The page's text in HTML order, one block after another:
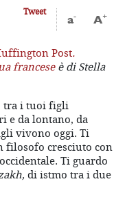
Tweet
a- A+
Post.
franceseè di Stella
tra i tuoi figli
e da lontano, da
vivono oggi. Ti
filosofo cresciuto con
Ti guardo
di istmo tra i due